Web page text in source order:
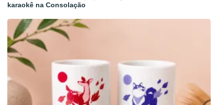
karaokê na Consolação